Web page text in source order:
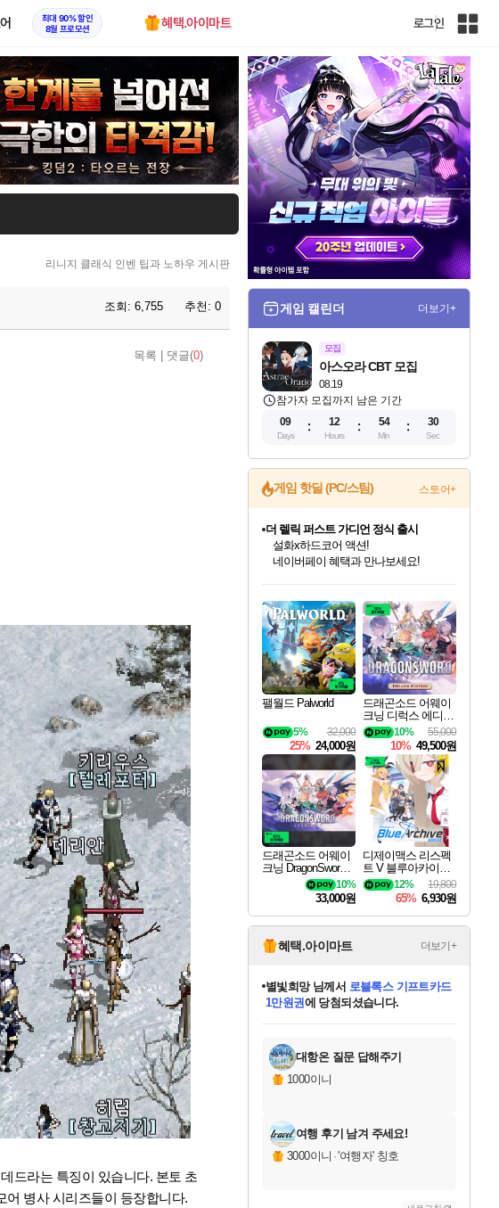
최대 90% 할인
8월 프로모션
혜택.아이마트 로그인
인
체
사
트
맵
리니지 클래식 인벤 팁과 노하우 게시판
조회: 6,755 추천: 0
목록 댓글(0)
드라는 특징이 있습니다. 본토 초
어 병사 시리즈들이 등장합니다.
게임 캘린더 더보기+
모집
08.19
아스오라 CBT 모집
참가자 모집까지 남은 기간
09
Days
12
Hours
54
Min
28
Sec
게임 핫딜 (PC/스팀) 스토어+
최대 90% 할인가를 만나보세요!
네이버혜택과 함께 만나보세요!
50%할인&추가 적립까지!
네이버 포인트 혜택까지!
이니&베니 혜택까지!
네이버 혜택가와 함께 예약하세요!
할인&네이버혜택으로 만나보세요!
더 렐릭 퍼스트 가디언 정식 출시
설화x하드코어 액션!
네이버페이 혜택과 만나보세요!
베데스다 40주년 기념 할인 중!
베데스다의 명작들을
할인가에 만나보세요!
일부 에디션 상시 할인!
혜택으로 예약 판매 중
편안하게 충전하세요
팰월드 Palworld
32,000
5%
25% 24,000원
드래곤소드 어웨이
크닝 디럭스 에디션
DragonSword Awake
ning Deluxe Edition
55,000
10%
10% 49,500원
드래곤소드 어웨이
크닝 DragonSword A
10%
33,000원
디제이맥스 리스펙
트 V 블루아카이브
팩 DJMAX RESPE
CT V Blue Archive P
ack DLC
19,800
12%
65% 6,930원
혜택.아이마트 더보기+
교환.
당첨되셨습니다.
당첨되셨습니다.
당첨되셨습니다.
별빛희망님께서 로블록스 기프트카드
1만원권에 당첨되셨습니다.
당첨되셨습니다.
당첨되셨습니다.
당첨되셨습니다.
당첨되셨습니다.
에디션 (스팀코드)를 교환.
당첨되셨습니다.
대항온 질문 답해주기
1000이니
여행 후기 남겨 주세요!
3000이니 ·'여행자' 칭호